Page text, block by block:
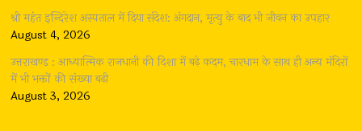
श्री महंत इन्दिरेश अस्पताल में दिया संदेश: अंगदान, मृत्यु के बाद भी जीवन का उपहार
August 4, 2026
उत्तराखण्ड : आध्यात्मिक राजधानी की दिशा में बढ़े कदम, चारधाम के साथ ही अन्य मंदिरों
में भी भक्तों की संख्या बढ़ी
August 3, 2026